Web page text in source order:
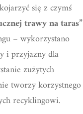
się z czymś
trawy na taras”
– wykorzystano
i przyjazny dla
zużytych
tworzy korzystnego
recyklingowi.